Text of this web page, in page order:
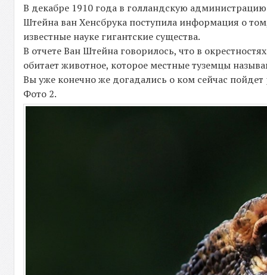
В декабре 1910 года в голландскую
Штейна ван Хенсбрука поступила информация о
известные науке гигантские существа.
В отчете Ван Штейна говорилось, что в
обитает животное, которое местные туземцы
Вы уже конечно же догадались о ком сейчас
Фото 2.